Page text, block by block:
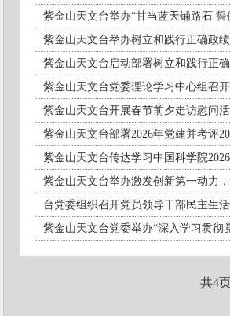
紫金山天文台举办“甘当蓝天铺路石
紫金山天文台举办树立和践行正确政
紫金山天文台启动部署树立和践行正
紫金山天文台党委理论学习中心组召
紫金山天文台开展春节前夕走访慰
紫金山天文台部署2026年党建并考评
紫金山天文台传达学习中国科学院
紫金山天文台举办激发创新第一动力
台党委组织召开党员领导干部民主生
紫金山天文台党委举办“深入学习贯彻
共4